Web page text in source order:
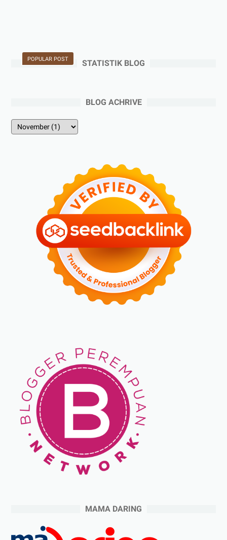
POPULAR POST STATISTIK BLOG
BLOG ACHRIVE
MAMA DARING